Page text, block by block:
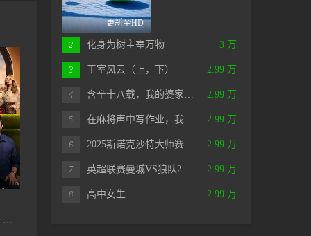
琳达·卡德里尼,O·T·法格本,艾比·雅各布森,丽莎·库卓,丹尼斯·利瑞,柳波,泰柔娜·派丽丝,雷·罗马诺,卢克·威尔逊,Wyatt,Aubrey,马特·罗杰斯,安娜·玛利亚·霍斯福德,凯文·阿尔维斯,凯瑟琳·莫宁,罗里·斯卡沃,琳达·拉文,Joni,Reiss,Colin,Tandberg,克洛伊·伊斯特,里克·霍姆斯
神的礼物-14天国语
更新至HD
2 化身为树主宰万物 3 万
3 王室风云（上，下） 2.99 万
4 含辛十八载，我的婆家… 2.99 万
5 在麻将声中写作业，我… 2.99 万
6 2025斯诺克沙特大师赛… 2.99 万
7 英超联赛曼城VS狼队2… 2.99 万
8 高中女生 2.99 万